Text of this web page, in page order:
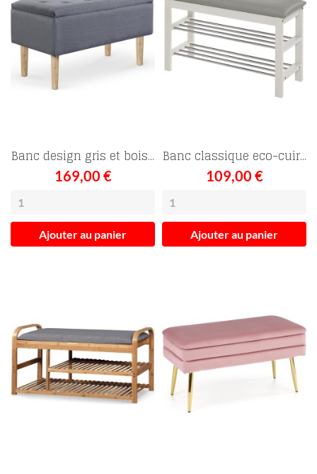
Banc design gris et bois...
169,00 €
Ajouter au panier
Banc classique eco-cuir...
109,00 €
Ajouter au panier